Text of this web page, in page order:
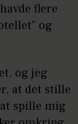
flere
og
og jeg
at det stille
spille mig